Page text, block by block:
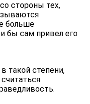
стороны тех,
больше
бы сам привел его
такой степени,